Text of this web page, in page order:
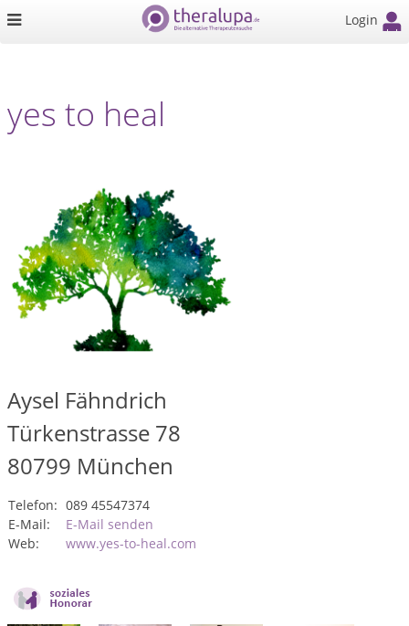
Login
yes to heal
Aysel Fähndrich
Türkenstrasse 78
80799 München
Telefon: 089 45547374
E-Mail:
E-Mail senden
Web:
www.yes-to-heal.com